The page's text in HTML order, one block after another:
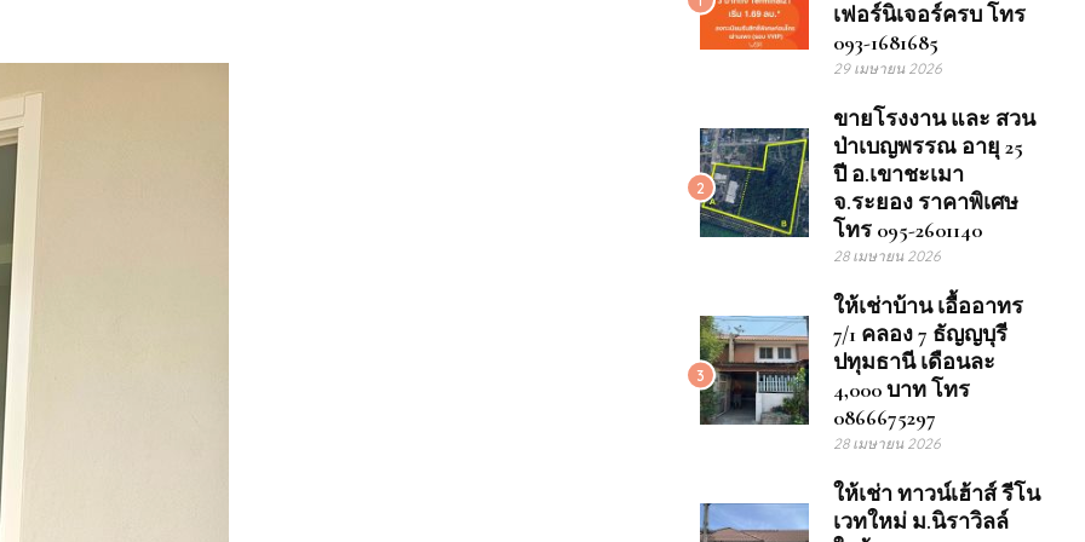
เฟอร์นิเจอร์ครบ โทร
093-1681685
29 เมษายน 2026
2
ขายโรงงาน และ สวน
ป่าเบญพรรณ อายุ 25
ปี อ.เขาชะเมา
จ.ระยอง ราคาพิเศษ
โทร 095-2601140
28 เมษายน 2026
3
ให้เช่าบ้าน เอื้ออาทร
7/1 คลอง 7 ธัญญบุรี
ปทุมธานี เดือนละ
4,000 บาท โทร
0866675297
28 เมษายน 2026
ให้เช่า ทาวน์เฮ้าส์ รีโน
เวทใหม่ ม.นิราวิลล์